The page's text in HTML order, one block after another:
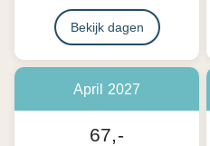
Bekijk dagen
April 2027
67,-